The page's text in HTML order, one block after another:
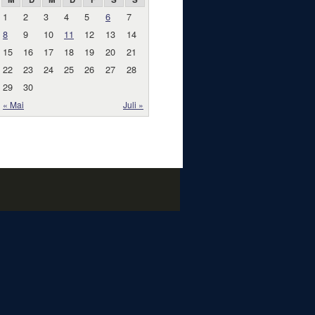
« Mai Juli »
1 2 3 4 5 6
7
8
9 10 11 12 13
14
15
16 17 18 19 20
21
22
23 24 25 26 27
28
29
30